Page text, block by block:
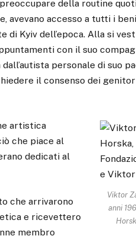
della routine
avevano accesso a tutti i
di Kyiv dell’epoca. Alla si
con il suo
personale di suo
il consenso dei
Viktor
anni
artistica
che piace al
dedicati al
che arrivarono
e ricevettero
membro